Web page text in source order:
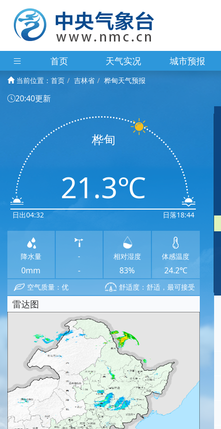
首页 天气实况 城市预报
当前位置： 首页 吉林省 桦甸天气预报
20:40更新
日出04:32
桦甸
21.3℃
日落18:44
降水量
0mm
-
-
相对湿度
83%
体感温度
24.2℃
空气质量：优 舒适度：舒适，最可接受
雷达图